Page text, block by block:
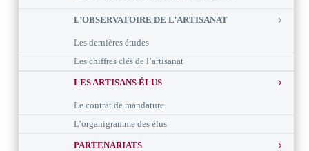
L’OBSERVATOIRE DE L’ARTISANAT
Les dernières études
Les chiffres clés de l’artisanat
LES ARTISANS ÉLUS
Le contrat de mandature
L’organigramme des élus
PARTENARIATS